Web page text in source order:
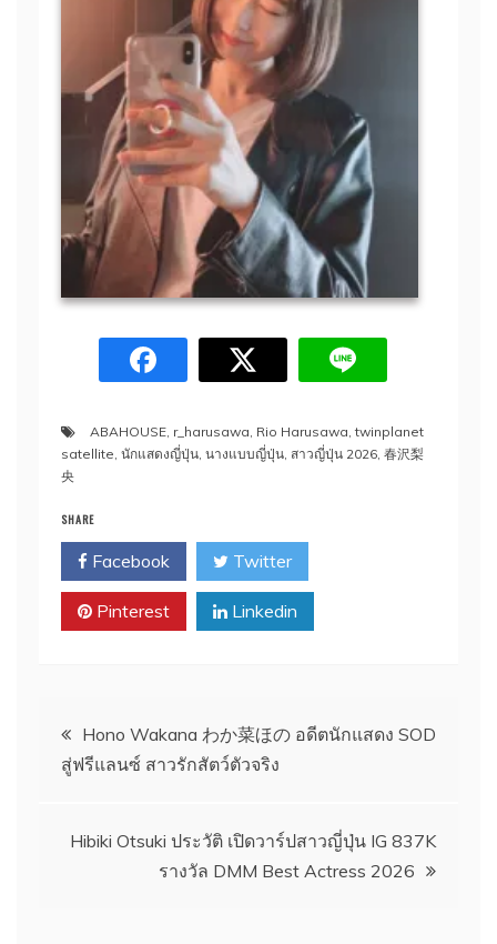
ABAHOUSE, r_harusawa, Rio Harusawa,twinplanet
satellite, นักแสดงญี่ปุ่น, นางแบบญี่ปุ่น, สาวญี่ปุ่น 2026, 春沢梨
央
SHARE
Facebook Twitter
Pinterest Linkedin
Post
navigation
Hono Wakana わか菜ほの อดีตนักแสดง SOD
สู่ฟรีแลนซ์ สาวรักสัตว์ตัวจริง
Hibiki Otsuki ประวัติ เปิดวาร์ปสาวญี่ปุ่น IG 837K
รางวัล DMM Best Actress 2026